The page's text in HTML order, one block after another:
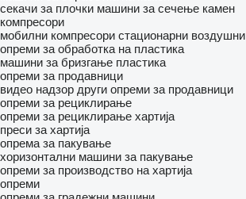
секачи за плочки машини за сечење камен
компресори
мобилни компресори стационарни
опреми за обработка на пластика
машини за бризгање пластика
опреми за продавници
видео надзор други опреми за продавници
опреми за рециклирање
опреми за рециклирање хартија
преси за хартија
опрема за пакување
хоризонтални машини за пакување
опреми за производство на хартија
опреми